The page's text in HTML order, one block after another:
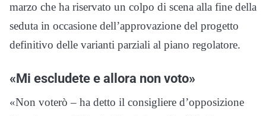
marzo che ha riservato un colpo di scena alla fine della
seduta in occasione dell’approvazione del progetto
definitivo delle varianti parziali al piano regolatore.
«Mi escludete e allora non voto»
«Non voterò – ha detto il consigliere d’opposizione